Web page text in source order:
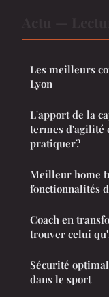
Les meilleurs
Lyon
L'apport de la
termes d'agilité
pratiquer?
Meilleur home
fonctionnalités
Coach en
trouver celui
Sécurité
dans le sport